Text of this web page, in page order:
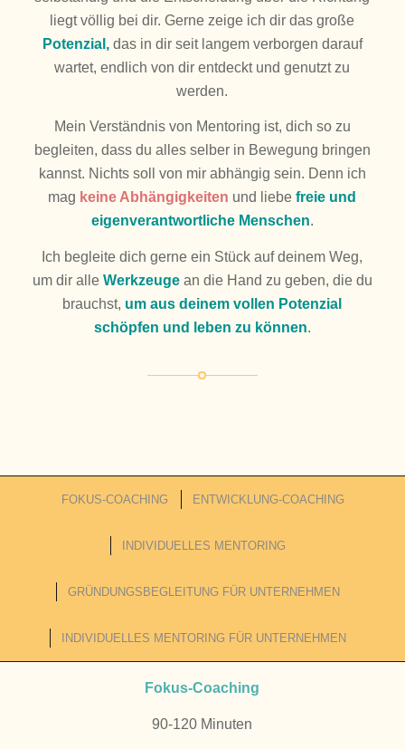
liegt völlig bei dir. Gerne zeige ich dir das große
Potenzial,das in dir seit langem verborgen darauf
wartet, endlich von dir entdeckt und genutzt zu
werden.
Mein Verständnis von Mentoring ist, dich so zu
begleiten, dass du alles selber in Bewegung bringen
kannst. Nichts soll von mir abhängig sein. Denn ich
mag keine Abhängigkeiten und liebefreie und
eigenverantwortliche Menschen.
Ich begleite dich gerne ein Stück auf deinem Weg,
um dir alle Werkzeugean die Hand zu geben, die du
brauchst, um aus deinem vollen Potenzial
schöpfen und leben zu können.
FOKUS-COACHING ENTWICKLUNG-COACHING
INDIVIDUELLES MENTORING
GRÜNDUNGSBEGLEITUNG FÜR UNTERNEHMEN
INDIVIDUELLES MENTORING FÜR UNTERNEHMEN
Fokus-Coaching
90-120 Minuten